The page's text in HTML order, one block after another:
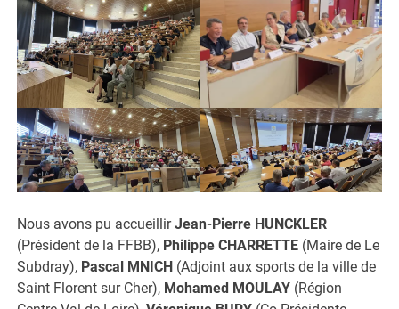
Nous avons pu accueillirJean-Pierre HUNCKLER
(Président de la FFBB), Philippe CHARRETTE (Maire de Le
Subdray), Pascal MNICH (Adjoint aux sports de la ville de
Saint Florent sur Cher), Mohamed MOULAY (Région